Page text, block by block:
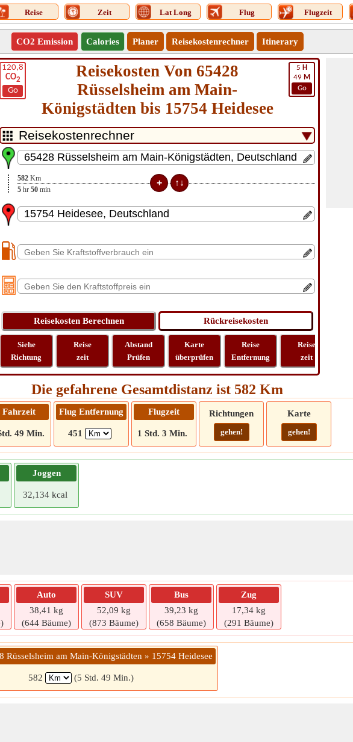
Reise Zeit Lat Long Flug Flugzeit
CO2 Emission Calories Planer Reisekostenrechner Itinerary
120,8
CO2
Go
5 H
49 M
Go
Reisekosten Von 65428
Rüsselsheim am Main-
Königstädten bis 15754 Heidesee
582 Km
5 hr 50 min
Siehe
Richtung
Reise
zeit
Abstand
Prüfen
Karte
überprüfen
Reise
Entfernung
Reise
zeit
Die gefahrene Gesamtdistanz ist 582 Km
Fahrzeit
49 Min.
Flug Entfernung
451
Flugzeit
1 Std. 3 Min.
Richtungen
gehen!
Karte
gehen!
Joggen
32,134 kcal
Auto
38,41 kg
(644 Bäume)
SUV
52,09 kg
(873 Bäume)
Bus
39,23 kg
(658 Bäume)
Zug
17,34 kg
(291 Bäume)
Rüsselsheim am Main-Königstädten » 15754 Heidesee
582 (5 Std. 49 Min.)